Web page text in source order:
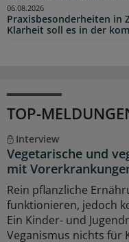
Praxisbesonderheiten in
Klarheit soll es in der
06.08.2026
TOP-
Interview
Vegetarische und
mit
Rein pflanzliche
funktionieren, jedoch
Ein Kinder- und
Veganismus nichts für